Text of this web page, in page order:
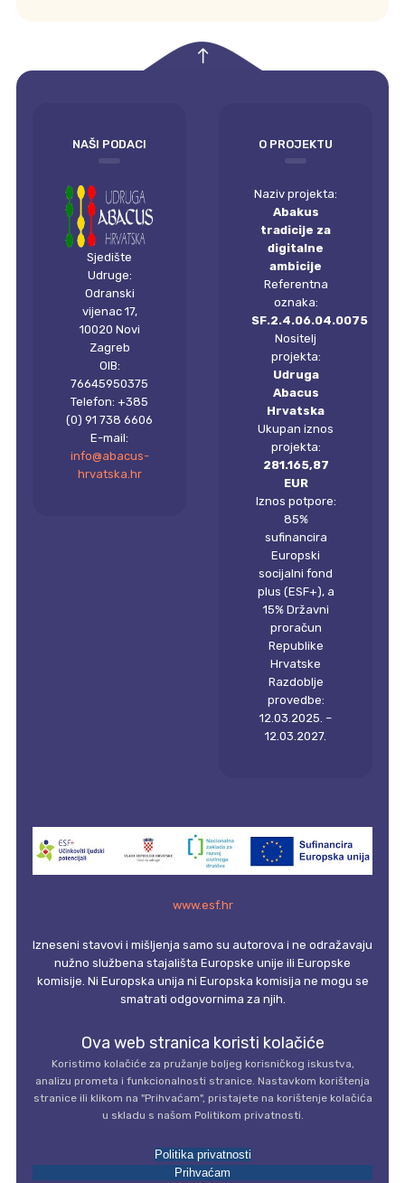
NAŠI PODACI
Sjedište
Udruge:
Odranski
vijenac 17,
10020 Novi
Zagreb
OIB:
76645950375
Telefon: +385
(0) 91 738 6606
E-mail:
info@abacus-
hrvatska.hr
O PROJEKTU
Naziv projekta:
Abakus
tradicije za
digitalne
ambicije
Referentna
oznaka:
SF.2.4.06.04.0075
Nositelj
projekta:
Udruga
Abacus
Hrvatska
Ukupan iznos
projekta:
281.165,87
EUR
Iznos potpore:
85%
sufinancira
Europski
socijalni fond
plus (ESF+), a
15% Državni
proračun
Republike
Hrvatske
Razdoblje
provedbe:
12.03.2025. –
12.03.2027.
www.esf.hr
Izneseni stavovi i mišljenja samo su autorova i ne odražavaju
nužno službena stajališta Europske unije ili Europske
komisije. Ni Europska unija ni Europska komisija ne mogu se
smatrati odgovornima za njih.
Ova web stranica koristi kolačiće
Koristimo kolačiće za pružanje boljeg korisničkog iskustva,
analizu prometa i funkcionalnosti stranice. Nastavkom korištenja
stranice ili klikom na "Prihvaćam", pristajete na korištenje kolačića
u skladu s našom Politikom privatnosti.
Politika privatnosti
Prihvaćam